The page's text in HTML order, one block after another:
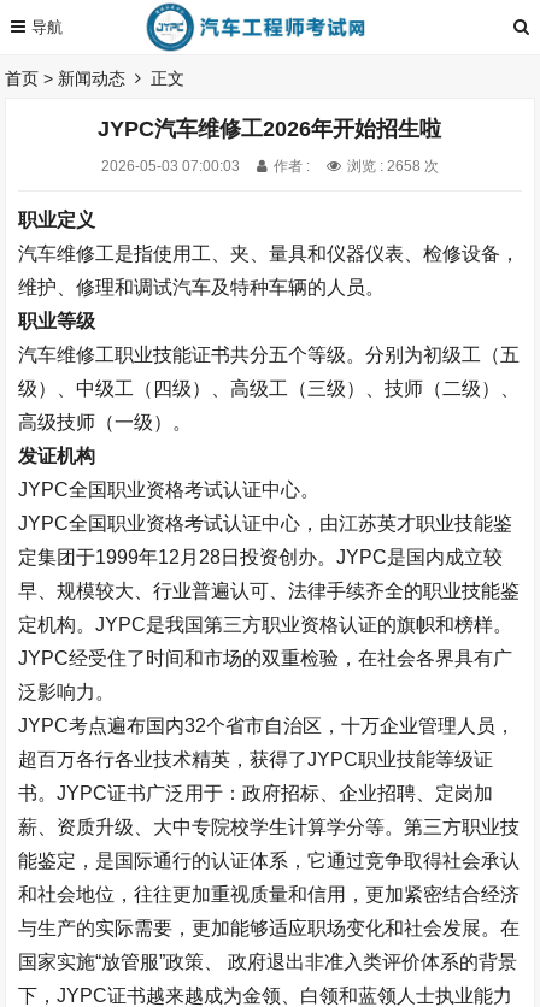
首页 > 新闻动态 正文
JYPC汽车维修工2026年开始招生啦
2026-05-03 07:00:03 作者 : 浏览 : 2658 次
职业定义
汽车维修工是指使用工、夹、量具和仪器仪表、检修设备，
维护、修理和调试汽车及特种车辆的人员。
职业等级
汽车维修工职业技能证书共分五个等级。分别为初级工（五
级）、中级工（四级）、高级工（三级）、技师（二级）、
高级技师（一级）。
发证机构
JYPC全国职业资格考试认证中心。
JYPC全国职业资格考试认证中心，由江苏英才职业技能鉴
定集团于1999年12 月 28日投资创办。JYPC是国内成立较
早、规模较大、行业普遍认可、法律手续齐全的职业技能鉴
定机构。JYPC是我国第三方职业资格认证的旗帜和榜样。
JYPC经受住了时间和市场的双重检验，在社会各界具有广
泛影响力。
JYPC考点遍布国内32个省市自治区，十万企业管理人员，
超百万各行各业技术精英，获得了JYPC职业技能等级证
书。JYPC证书广泛用于：政府招标、企业招聘、定岗加
薪、资质升级、大中专院校学生计算学分等。第三方职业技
能鉴定，是国际通行的认证体系，它通过竞争取得社会承认
和社会地位，往往更加重视质量和信用，更加紧密结合经济
与生产的实际需要，更加能够适应职场变化和社会发展。在
国家实施“放管服”政策、 政府退出非准入类评价体系的背景
下，JYPC证书越来越成为金领、白领和蓝领人士执业能力